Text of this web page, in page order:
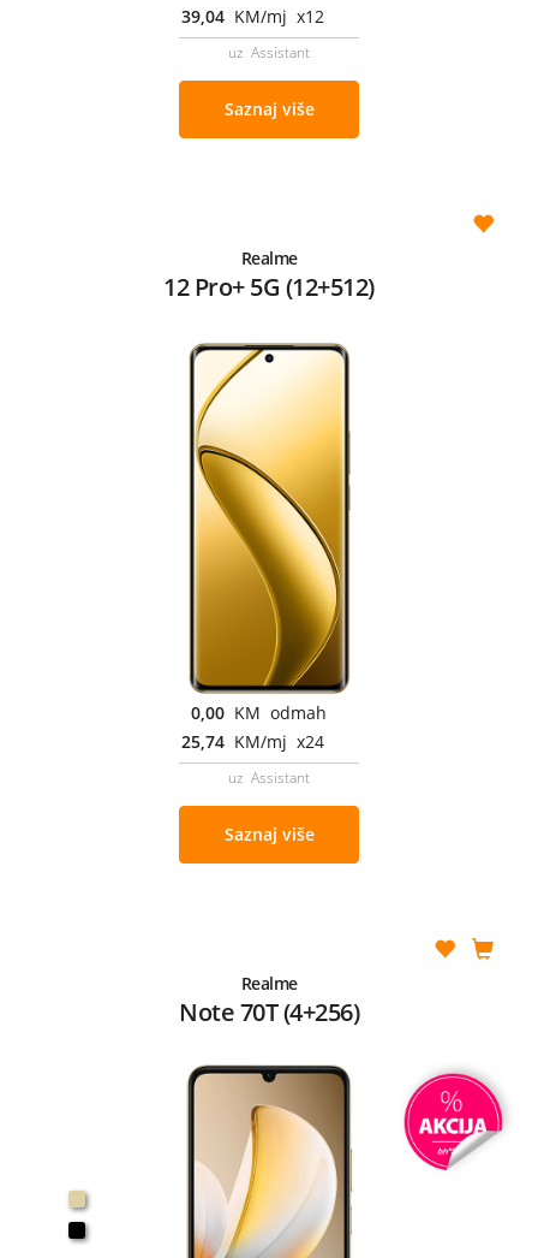
39,04 KM/mj x12
uz Assistant
Saznaj više
Realme
12 Pro+ 5G (12+512)
0,00 KM odmah
25,74 KM/mj x24
uz Assistant
Saznaj više
Realme
Note 70T (4+256)